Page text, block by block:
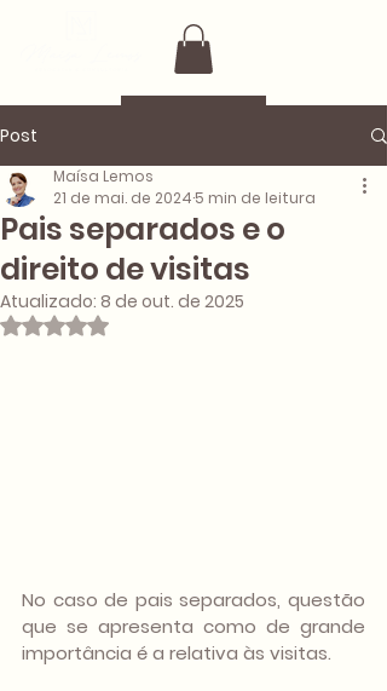
Post
Pais separados e o
direito de visitas
Maísa Lemos
21 de mai. de 2024 5 min de leitura
Atualizado: 8 de out. de 2025
Avaliado com NaN de 5 estrelas.
No caso de pais separados, questão
que se apresenta como de grande
importância é a relativa às visitas.